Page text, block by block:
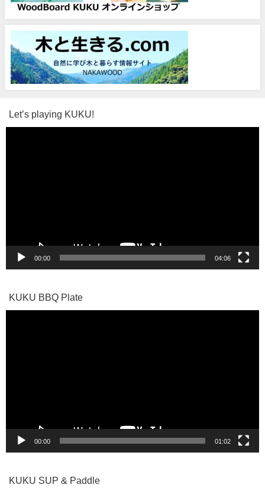
Let’s playing KUKU!
00:00 04:06
KUKU BBQ Plate
00:00 01:02
KUKU SUP & Paddle